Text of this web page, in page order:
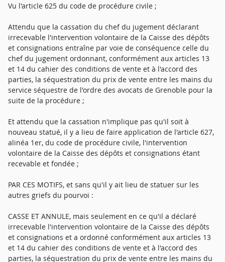
Vu l'article 625 du code de procédure civile ;
Attendu que la cassation du chef du jugement déclarant
irrecevable l'intervention volontaire de la Caisse des dépôts
et consignations entraîne par voie de conséquence celle du
chef du jugement ordonnant, conformément aux articles 13
et 14 du cahier des conditions de vente et à l'accord des
parties, la séquestration du prix de vente entre les mains du
service séquestre de l'ordre des avocats de Grenoble pour la
suite de la procédure ;
Et attendu que la cassation n'implique pas qu'il soit à
nouveau statué, il y a lieu de faire application de l'article 627,
alinéa 1er, du code de procédure civile, l'intervention
volontaire de la Caisse des dépôts et consignations étant
recevable et fondée ;
PAR CES MOTIFS, et sans qu'il y ait lieu de statuer sur les
autres griefs du pourvoi :
CASSE ET ANNULE, mais seulement en ce qu'il a déclaré
irrecevable l'intervention volontaire de la Caisse des dépôts
et consignations et a ordonné conformément aux articles 13
et 14 du cahier des conditions de vente et à l'accord des
parties, la séquestration du prix de vente entre les mains du